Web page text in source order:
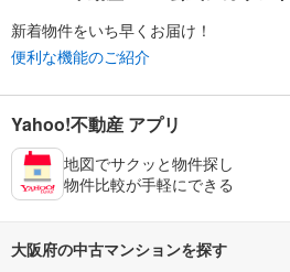
新着物件をいち早くお届け！
便利な機能のご紹介
Yahoo!不動産 アプリ
地図でサクッと物件探し
物件比較が手軽にできる
大阪府の中古マンションを探す